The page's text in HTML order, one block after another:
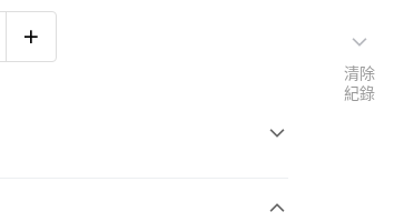
清除
紀錄